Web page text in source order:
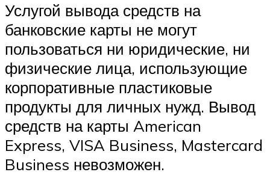
Услугой вывода средств на
банковские карты не могут
пользоваться ни юридические, ни
физические лица, использующие
корпоративные пластиковые
продукты для личных нужд. Вывод
средств на карты American
Express, VISA Business, Mastercard
Business невозможен.